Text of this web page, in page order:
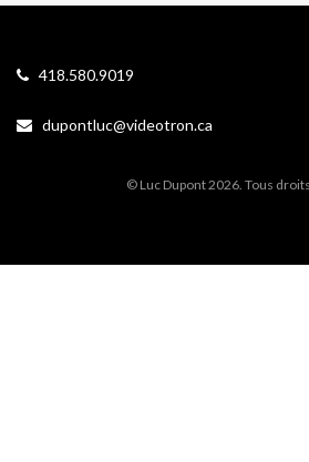
418.580.9019
dupontluc@videotron.ca
© Luc Dupont 2026. Tous